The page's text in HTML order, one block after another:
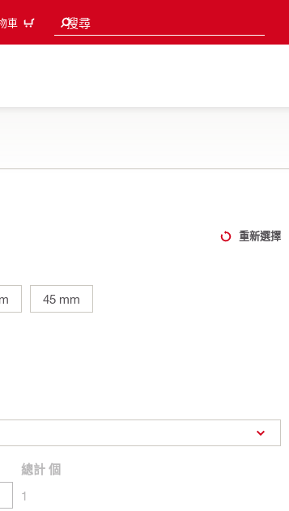
車 搜尋
Search suggestions
重新選擇
45 mm
總計 個
1